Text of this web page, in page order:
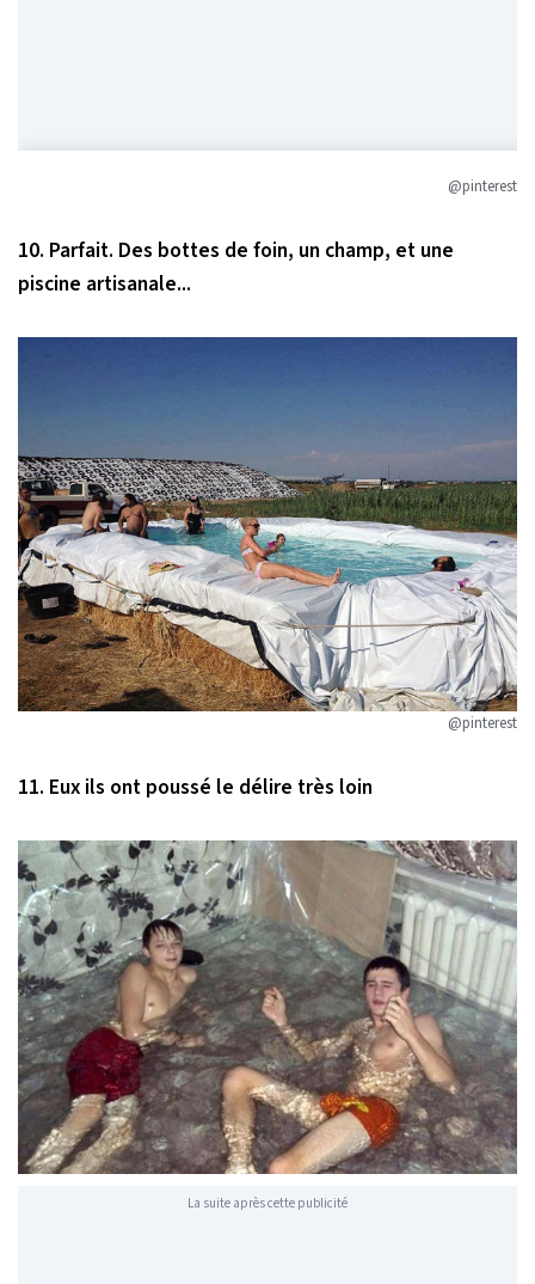
@pinterest
10. Parfait. Des bottes de foin, un champ, et une
piscine artisanale...
@pinterest
11. Eux ils ont poussé le délire très loin
La suite après cette publicité